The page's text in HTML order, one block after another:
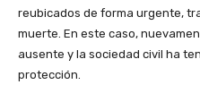
reubicados de forma urgente,
muerte. En este caso,
ausente y la sociedad civil ha
protección.